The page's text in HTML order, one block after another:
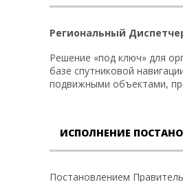
Региональный
Решение «под ключ» для
базе спутниковой
подвижными объектами,
ИСПОЛНЕНИЕ
Постановлением